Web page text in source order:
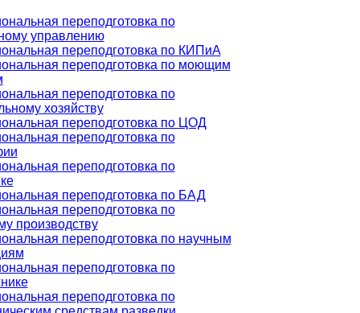
переподготовка по
управлению
переподготовка по КИПиА
переподготовка по моющим
переподготовка по
хозяйству
переподготовка по ЦОД
переподготовка по
переподготовка по
переподготовка по БАД
переподготовка по
производству
переподготовка по научным
переподготовка по
переподготовка по